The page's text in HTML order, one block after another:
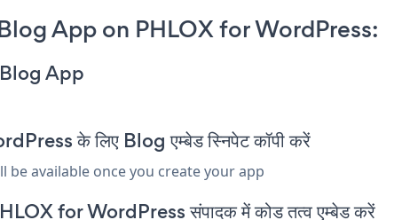
App on PHLOX for WordPress:
App
के लिए Blog एम्बेड स्निपेट कॉपी करें
be available once you create your app
for WordPress संपादक में कोड तत्व एम्बेड करें